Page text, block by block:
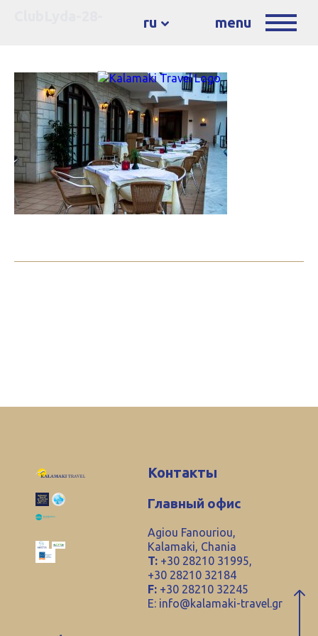
ru menu
Контакты
Главный офис
Agiou Fanouriou,
Kalamaki, Chania
T: +30 28210 31995,
+30 28210 32184
F: +30 28210 32245
E: info@kalamaki-travel.gr